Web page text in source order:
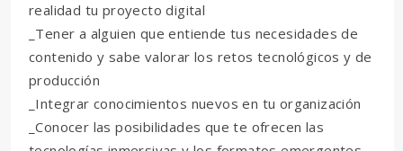
realidad tu proyecto digital
_Tener a alguien que entiende tus necesidades de
contenido y sabe valorar los retos tecnológicos y de
producción
_Integrar conocimientos nuevos en tu organización
_Conocer las posibilidades que te ofrecen las